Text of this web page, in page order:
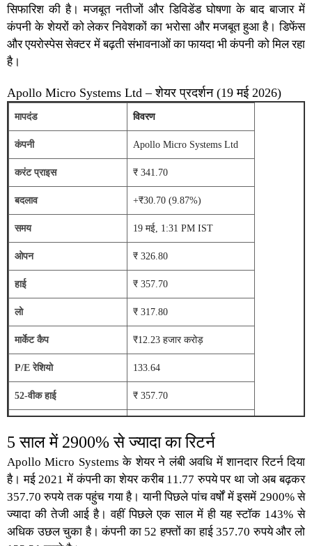
सिफारिश की है। मजबूत नतीजों और डिविडेंड घोषणा के बाद बाजार में
कंपनी के शेयरों को लेकर निवेशकों का भरोसा और मजबूत हुआ है। डिफेंस
और एयरोस्पेस सेक्टर में बढ़ती संभावनाओं का फायदा भी कंपनी को मिल रहा
है।
Apollo Micro Systems Ltd – शेयर प्रदर्शन (19 मई 2026)
मापदंड विवरण
कंपनी Apollo Micro Systems Ltd
करंट प्राइस ₹ 341.70
बदलाव +₹30.70 (9.87%)
समय 19 मई, 1:31 PM IST
ओपन ₹ 326.80
हाई ₹ 357.70
लो ₹ 317.80
मार्केट कैप ₹12.23 हजार करोड़
P/E रेशियो 133.64
52-वीक हाई ₹ 357.70
डिविडेंड यील्ड 0.07%
तिमाही डिविडेंड राशि ₹ 0.06
5 साल में 2900% से ज्यादा का रिटर्न
Apollo Micro Systems के शेयरने लंबी अवधि में शानदार रिटर्न दिया
है। मई 2021 में कंपनी का शेयर करीब 11.77 रुपये पर था जो अब बढ़कर
357.70 रुपये तक पहुंच गया है। यानी पिछले पांच वर्षों में इसमें 2900% से
ज्यादा की तेजी आई है। वहीं पिछले एक साल में ही यह स्टॉक 143% से
अधिक उछल चुका है। कंपनी का 52 हफ्तों का हाई 357.70 रुपये और लो